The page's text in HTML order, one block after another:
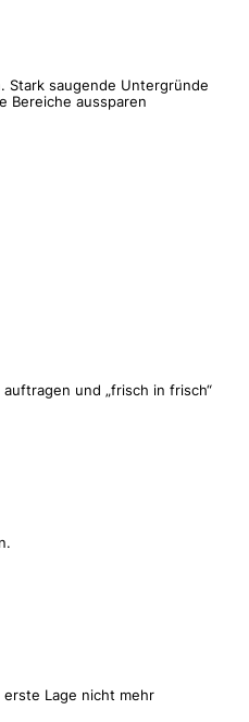
Stark saugende Untergründe
Bereiche aussparen
und „frisch in frisch“
erste Lage nicht mehr